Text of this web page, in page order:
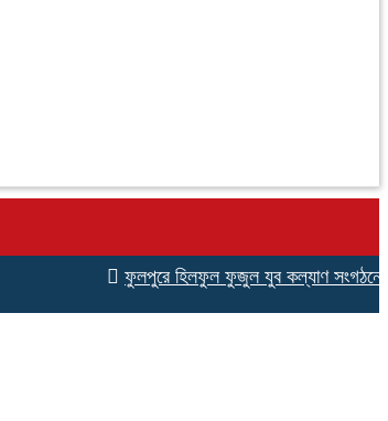
ফুলপুরে হিলফুল ফুজুল যুব কল্যাণ সংগঠনের